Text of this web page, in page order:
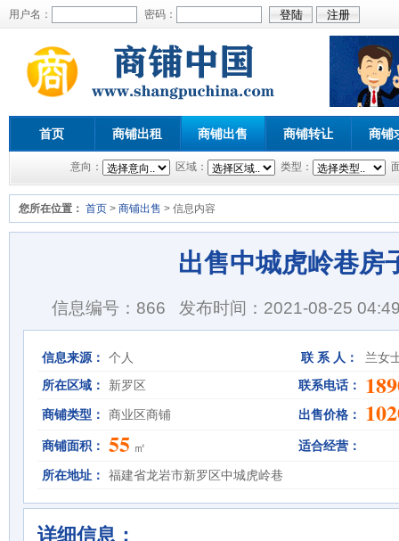
用户名： 密码：
首页 商铺出租 商铺出售 商铺转让 商铺
意向： 区域： 类型：
您所在位置： 首页 > 商铺出售 > 信息内容
出售中城虎岭巷房
信息编号：866 发布时间：2021-08-25
信息来源： 个人 联 系 人：
兰女
所在区域：
新罗区 联系电话：
商铺类型： 商业区商铺 出售价格：
商铺面积： 55 ㎡ 适合经营：
所在地址： 福建省龙岩市新罗区中城虎岭巷
详细信息：